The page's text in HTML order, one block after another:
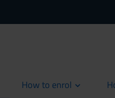
How to enrol